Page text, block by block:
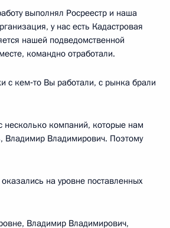
выполнял Росреестр и наша
у нас есть Кадастровая
нашей подведомственной
командно отработали.
с кем‑то Вы работали, с рынка брали
несколько компаний, которые нам
Владимир Владимирович. Поэтому
на уровне поставленных
Владимир Владимирович,